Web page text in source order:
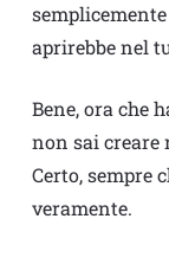
aprirebbe nel
Bene, ora che
non sai creare
Certo, sempre
veramente.